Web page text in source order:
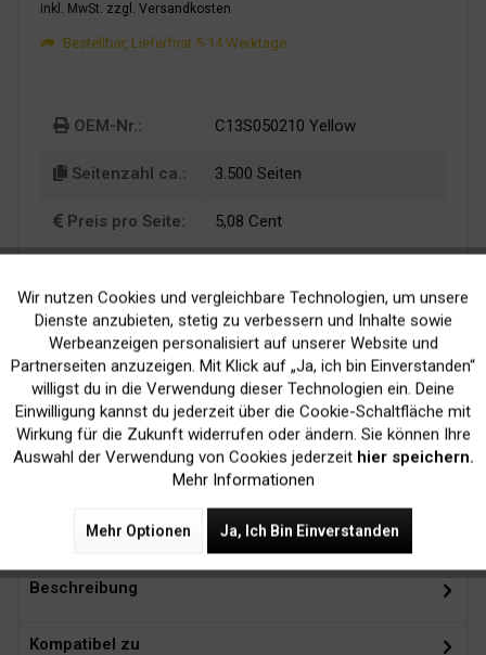
inkl. MwSt. zzgl. Versandkosten
Bestellbar, Lieferfrist 5-14 Werktage
OEM-Nr.: C13S050210 Yellow
Seitenzahl ca.: 3.500 Seiten
Preis pro Seite: 5,08 Cent
Kein Verlust der
Druckergarantie
Versand innerhalb von
24H*
Zubehör 9
Beschreibung
Kompatibel zu
Funktionale Aktiv
Marketing Inaktiv
Tracking Inaktiv
Wir nutzen Cookies und vergleichbare Technologien, um unsere
Dienste anzubieten, stetig zu verbessern und Inhalte sowie
Werbeanzeigen personalisiert auf unserer Website und
Partnerseiten anzuzeigen. Mit Klick auf „Ja, ich bin Einverstanden“
willigst du in die Verwendung dieser Technologien ein. Deine
Einwilligung kannst du jederzeit über die Cookie-Schaltfläche mit
Wirkung für die Zukunft widerrufen oder ändern. Sie können Ihre
Auswahl der Verwendung von Cookies jederzeit hier speichern.
Mehr Informationen
Mehr Optionen Ja, Ich Bin Einverstanden